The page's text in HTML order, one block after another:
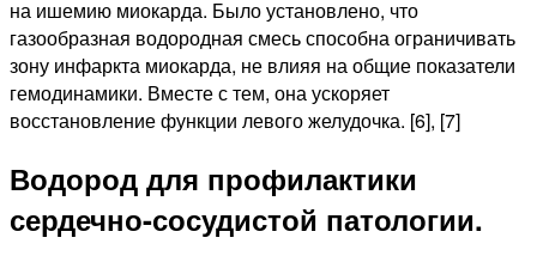
на ишемию миокарда. Было установлено, что
газообразная водородная смесь способна ограничивать
зону инфаркта миокарда, не влияя на общие показатели
гемодинамики. Вместе с тем, она ускоряет
восстановление функции левого желудочка. [6], [7]
Водород для профилактики
сердечно-сосудистой патологии.